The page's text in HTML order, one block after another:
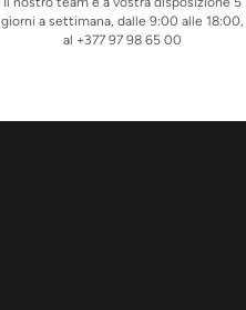
giorni a settimana, dalle 9:00 alle 18:00,
al +377 97 98 65 00